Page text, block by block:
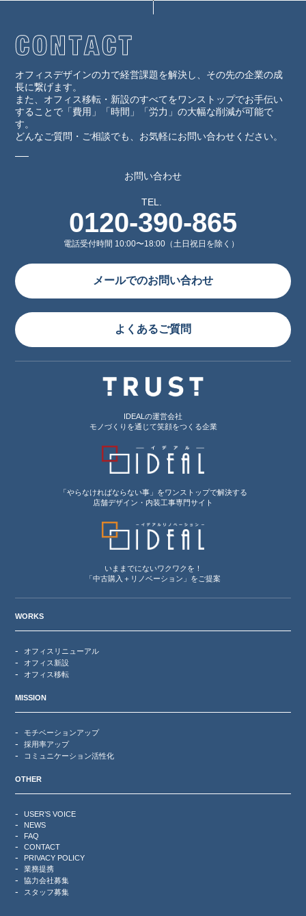
オフィスデザインの力で経営課題を解決し、その先の企業の成
長に繋げます。
また、オフィス移転・新設のすべてをワンストップでお手伝い
することで「費用」「時間」「労力」の大幅な削減が可能で
す。
どんなご質問・ご相談でも、お気軽にお問い合わせください。
お問い合わせ
TEL.
0120-390-865
電話受付時間 10:00〜18:00（土日祝日を除く）
メールでのお問い合わせ
よくあるご質問
IDEALの運営会社
モノづくりを通じて笑顔をつくる企業
「やらなければならない事」をワンストップで解決する
店舗デザイン・内装工事専門サイト
いままでにないワクワクを！
「中古購入＋リノベーション」をご提案
WORKS
オフィスリニューアル
オフィス新設
オフィス移転
MISSION
モチベーションアップ
採用率アップ
コミュニケーション活性化
OTHER
USER’S VOICE
NEWS
FAQ
CONTACT
PRIVACY POLICY
業務提携
協力会社募集
スタッフ募集